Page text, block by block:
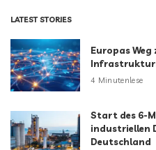
LATEST STORIES
Europas
Infrastruktur:
4 Minutenlese
Start des 6-
industriellen
Deutschland